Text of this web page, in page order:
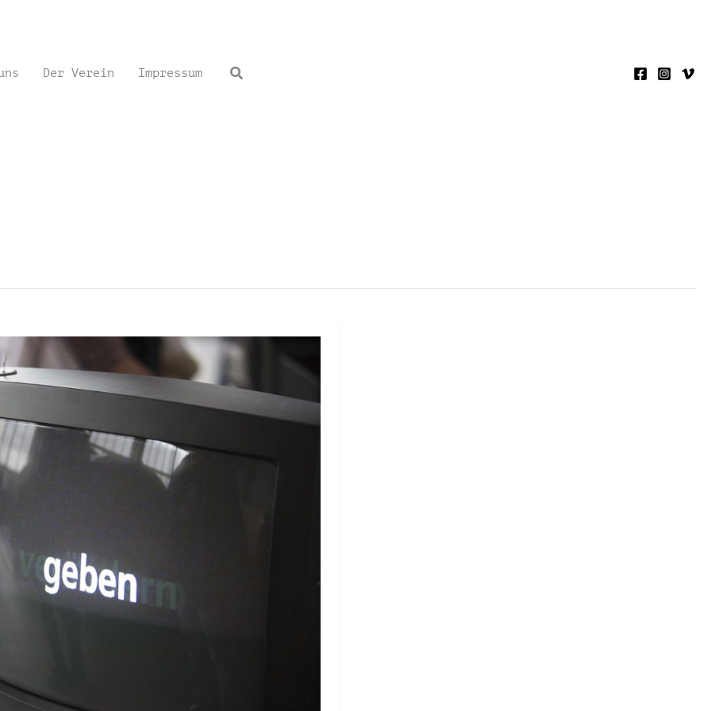
Der Verein Impressum Suchen